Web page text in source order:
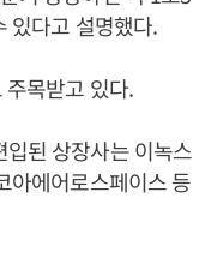
있다고 설명했다.
목받고 있다.
된 상장사는 이녹스
아에어로스페이스 등